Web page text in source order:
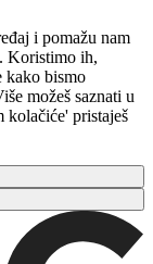
i pomažu nam
Koristimo ih,
kako bismo
možeš saznati u
pristaješ